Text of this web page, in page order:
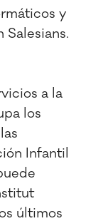
y
a la
los
Infantil
últimos